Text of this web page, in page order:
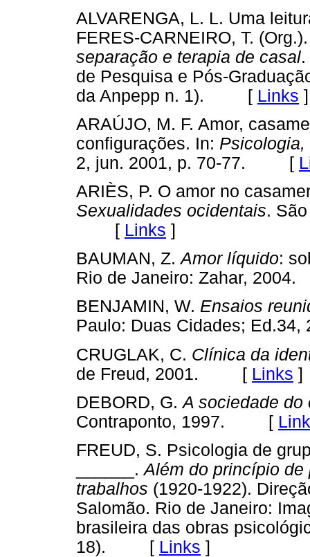
ALVARENGA, L. L. Uma
FERES-CARNEIRO, T.
separação e terapia de casal
de Pesquisa e Pós-
da Anpepp n. 1). [ Links ]
ARAÚJO, M. F. Amor,
configurações. In:
2, jun. 2001, p. 70-77. [
ARIÈS, P. O amor no
Sexualidades ocidentais.
[ Links ]
BAUMAN, Z.Amor líquido:
Rio de Janeiro: Zahar,
BENJAMIN, W. Ensaios
Paulo: Duas Cidades;
CRUGLAK, C. Clínica da
de Freud, 2001. [ Links ]
DEBORD, G.A sociedade do
Contraponto, 1997. [
FREUD, S. Psicologia de
______.Além do princípio de
trabalhos (1920-1922).
Salomão. Rio de Janeiro:
brasileira das obras
18). [ Links ]